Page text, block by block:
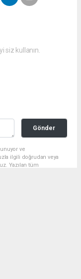
siz kullanın.
Gönder
ve
ilgili doğrudan veya
Yazılan tüm